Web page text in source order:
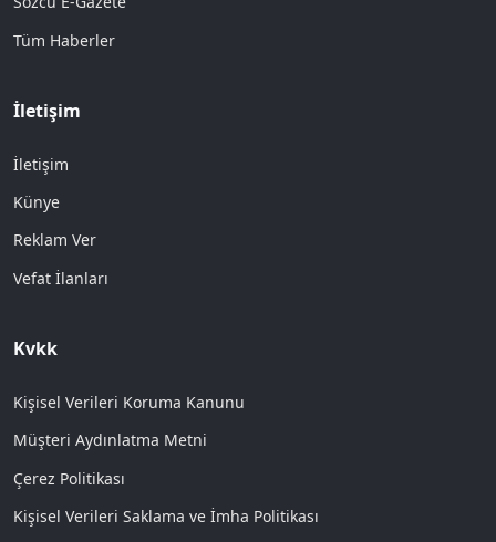
Tüm Haberler
İletişim
İletişim
Künye
Reklam Ver
Vefat İlanları
Kvkk
Kişisel Verileri Koruma Kanunu
Müşteri Aydınlatma Metni
Çerez Politikası
Kişisel Verileri Saklama ve İmha Politikası